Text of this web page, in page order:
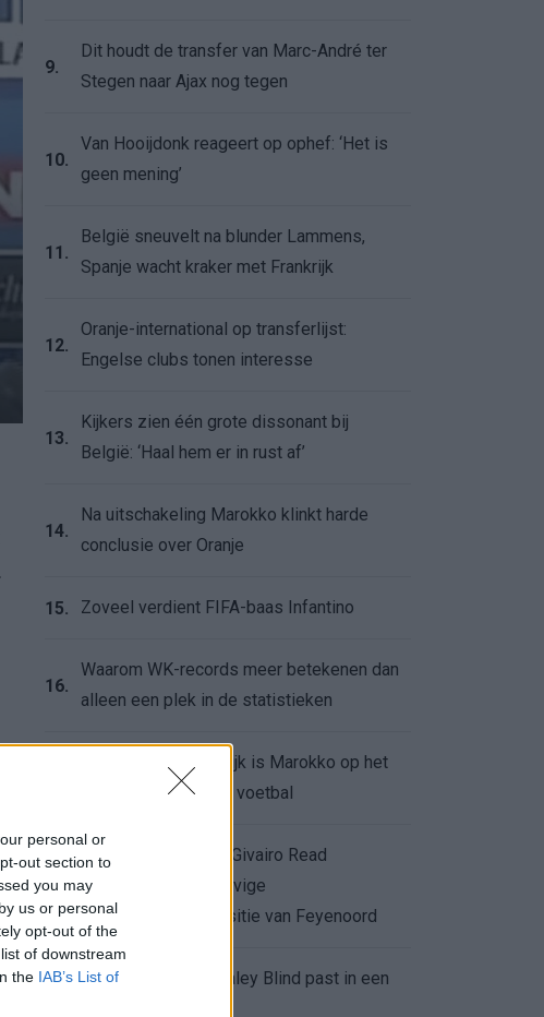
personal or
out section to
you may
us or personal
opt-out of the
of downstream
the IAB’s List of
9.
Dit houdt de transfer van Marc-André ter
Stegen naar Ajax nog tegen
10.
Van Hooijdonk reageert op ophef: ‘Het is
geen mening’
11.
België sneuvelt na blunder Lammens,
Spanje wacht kraker met Frankrijk
12.
Oranje-international op transferlijst:
Engelse clubs tonen interesse
13.
Kijkers zien één grote dissonant bij
België: ‘Haal hem er in rust af’
14.
Na uitschakeling Marokko klinkt harde
conclusie over Oranje
15. Zoveel verdient FIFA-baas Infantino
16.
Waarom WK-records meer betekenen dan
alleen een plek in de statistieken
Voor de Schilderswijk is Marokko op het
WK meer dan alleen voetbal
18.
Afgewezen bod op Givairo Read
onderstreept de stevige
onderhandelingspositie van Feyenoord
De terugkeer van Daley Blind past in een